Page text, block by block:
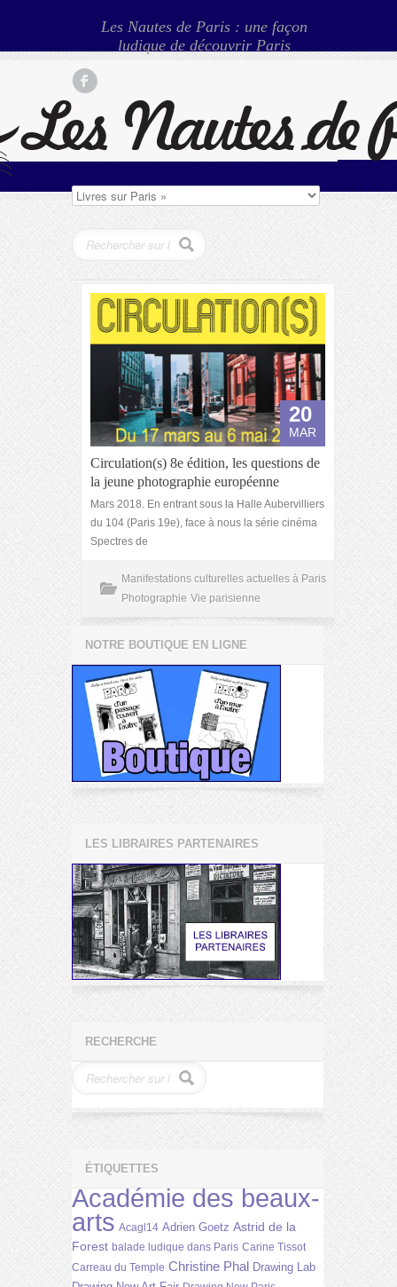
Les Nautes de Paris : une façon
ludique de découvrir Paris
20
MAR
Circulation(s) 8e édition, les questions de
la jeune photographie européenne
Mars 2018. En entrant sous la Halle Aubervilliers
du 104 (Paris 19e), face à nous la série cinéma
Spectres de
Manifestations culturelles actuelles à Paris
Photographie Vie parisienne
NOTRE BOUTIQUE EN LIGNE
LES LIBRAIRES PARTENAIRES
RECHERCHE
ÉTIQUETTES
Académie des beaux-
arts Acagl14 Adrien Goetz Astrid de la
Forest balade ludique dans Paris Carine Tissot
Carreau du Temple Christine Phal Drawing Lab